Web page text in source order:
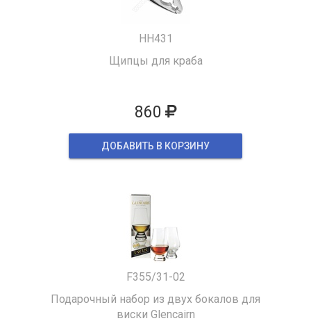
HH431
Щипцы для краба
860
ДОБАВИТЬ В КОРЗИНУ
F355/31-02
Подарочный набор из двух бокалов для
виски Glencairn